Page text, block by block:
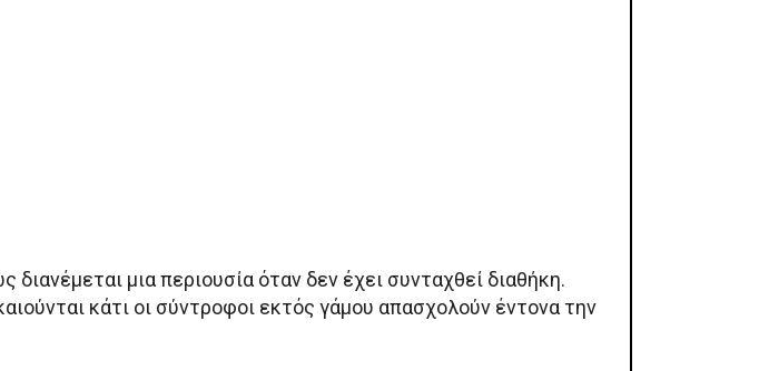
μια περιουσία όταν δεν έχει συνταχθεί διαθήκη.
κάτι οι σύντροφοι εκτός γάμου απασχολούν έντονα την